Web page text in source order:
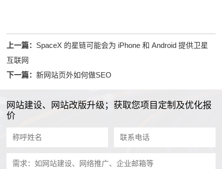
上一篇： SpaceX 的星链可能会为 iPhone 和 Android 提供卫星
互联网
下一篇：新网站页外如何做SEO
网站建设、网站改版升级；获取您项目定制及优化报
价